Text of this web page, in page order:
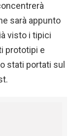
sarà appunto
visto i tipici
prototipi e
stati portati sul